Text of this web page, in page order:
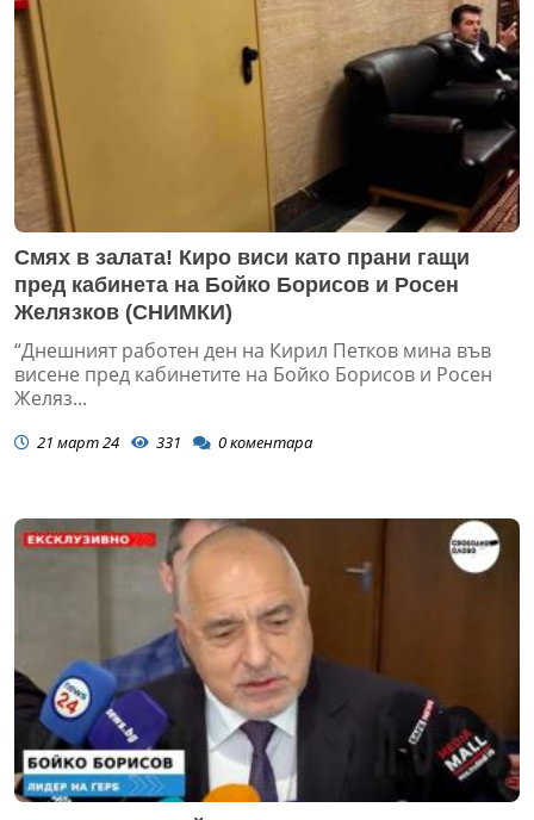
Смях в залата! Киро виси като прани гащи
пред кабинета на Бойко Борисов и Росен
Желязков (СНИМКИ)
“Днешният работен ден на Кирил Петков мина във
висене пред кабинетите на Бойко Борисов и Росен
Желяз...
21 март 24 331 0коментара